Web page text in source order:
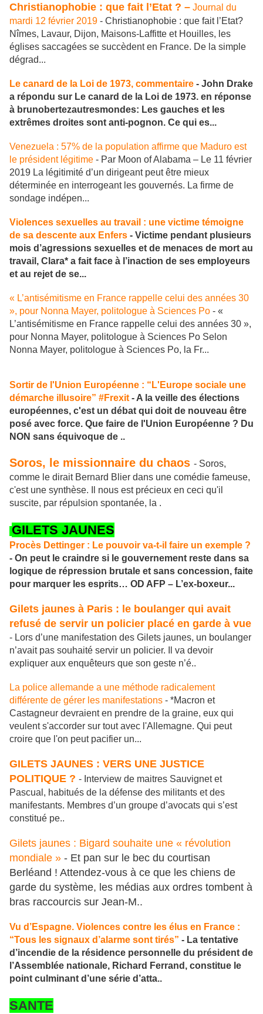
Christianophobie : que fait l’Etat ? – Journal du
mardi 12 février 2019 - Christianophobie : que fait l’Etat?
Nîmes, Lavaur, Dijon, Maisons-Laffitte et Houilles, les
églises saccagées se succèdent en France. De la simple
dégrad...
Le canard de la Loi de 1973, commentaire - John Drake
a répondu sur Le canard de la Loi de 1973. en réponse
à brunobertezautresmondes: Les gauches et les
extrêmes droites sont anti-pognon. Ce qui es...
Venezuela : 57% de la population affirme que Maduro est
le président légitime - Par Moon of Alabama – Le 11 février
2019 La légitimité d’un dirigeant peut être mieux
déterminée en interrogeant les gouvernés. La firme de
sondage indépen...
Violences sexuelles au travail : une victime témoigne
de sa descente aux Enfers - Victime pendant plusieurs
mois d’agressions sexuelles et de menaces de mort au
travail, Clara* a fait face à l’inaction de ses employeurs
et au rejet de se...
« L’antisémitisme en France rappelle celui des années 30
», pour Nonna Mayer, politologue à Sciences Po - «
L’antisémitisme en France rappelle celui des années 30 »,
pour Nonna Mayer, politologue à Sciences Po Selon
Nonna Mayer, politologue à Sciences Po, la Fr...
Sortir de l'Union Européenne : “L'Europe sociale une
démarche illusoire” #Frexit - A la veille des élections
européennes, c'est un débat qui doit de nouveau être
posé avec force. Que faire de l'Union Européenne ? Du
NON sans équivoque de ..
Soros, le missionnaire du chaos - Soros,
comme le dirait Bernard Blier dans une comédie fameuse,
c'est une synthèse. Il nous est précieux en ceci qu'il
suscite, par répulsion spontanée, la .
GILETS JAUNES
Procès Dettinger : Le pouvoir va-t-il faire un exemple ?
- On peut le craindre si le gouvernement reste dans sa
logique de répression brutale et sans concession, faite
pour marquer les esprits… OD AFP – L’ex-boxeur...
Gilets jaunes à Paris : le boulanger qui avait
refusé de servir un policier placé en garde à vue
- Lors d’une manifestation des Gilets jaunes, un boulanger
n’avait pas souhaité servir un policier. Il va devoir
expliquer aux enquêteurs que son geste n’é..
La police allemande a une méthode radicalement
différente de gérer les manifestations - *Macron et
Castagneur devraient en prendre de la graine, eux qui
veulent s'accorder sur tout avec l'Allemagne. Qui peut
croire que l'on peut pacifier un...
GILETS JAUNES : VERS UNE JUSTICE
POLITIQUE ? - Interview de maitres Sauvignet et
Pascual, habitués de la défense des militants et des
manifestants. Membres d’un groupe d’avocats qui s’est
constitué pe..
Gilets jaunes : Bigard souhaite une « révolution
mondiale » - Et pan sur le bec du courtisan
Berléand ! Attendez-vous à ce que les chiens de
garde du système, les médias aux ordres tombent à
bras raccourcis sur Jean-M..
Vu d’Espagne. Violences contre les élus en France :
“Tous les signaux d’alarme sont tirés” - La tentative
d’incendie de la résidence personnelle du président de
l’Assemblée nationale, Richard Ferrand, constitue le
point culminant d’une série d’atta..
SANTE